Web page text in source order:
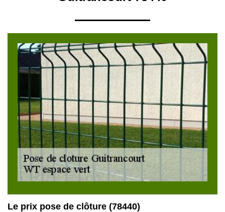
Le prix pose de clôture (78440)